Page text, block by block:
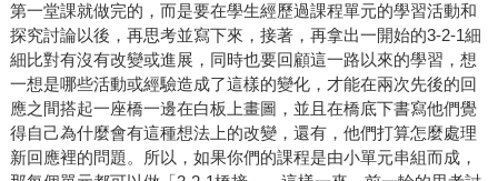
第一堂課就做完的，而是要在學生經歷過課程單元的學習活動和
探究討論以後，再思考並寫下來，接著，再拿出一開始的3-2-1細
細比對有沒有改變或進展，同時也要回顧這一路以來的學習，想
一想是哪些活動或經驗造成了這樣的變化，才能在兩次先後的回
應之間搭起一座橋一邊在白板上畫圖，並且在橋底下書寫他們覺
得自己為什麼會有這種想法上的改變，還有，他們打算怎麼處理
新回應裡的問題。所以，如果你們的課程是由小單元串組而成，